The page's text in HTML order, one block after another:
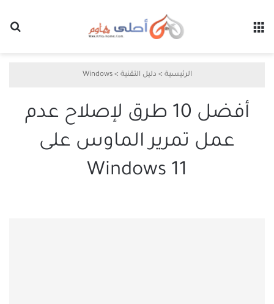
الرئيسية > دليل التقنية >
Windows
أفضل 10 طرق لإصلاح عدم
عمل تمرير الماوس على
Windows 11